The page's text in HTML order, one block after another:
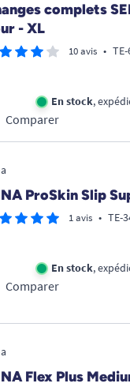
complets
- XL
10 avis •
En stock,
Comparer
ProSkin Slip
1 avis • TE-
En stock,
Comparer
Flex Plus